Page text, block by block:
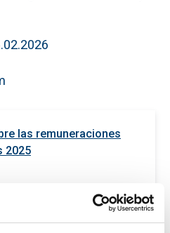
las remuneraciones
2025